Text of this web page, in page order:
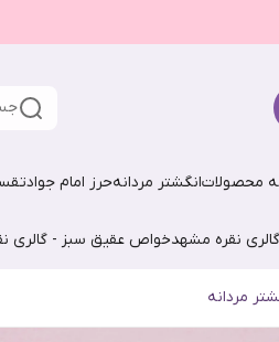
محصولاتانگشتر مردانهحرز امام جواد
نقره مشهدخواص عقیق سبز - گالری
مردانه